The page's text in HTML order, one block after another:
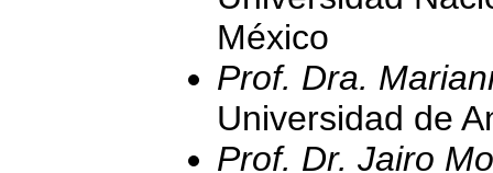
México
Prof. Dra.
Universidad de
Prof. Dr. Jairo